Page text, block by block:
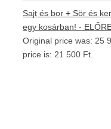
Sajt és bor + Sör és
egy kosárban! -
Original price was: 25
price is: 21 500 Ft.